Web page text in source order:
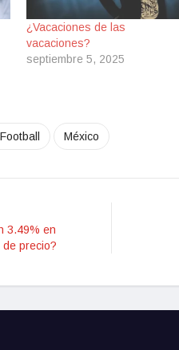
¿Vacaciones de las
vacaciones?
septiembre 5, 2025
México
3.49% en
precio?